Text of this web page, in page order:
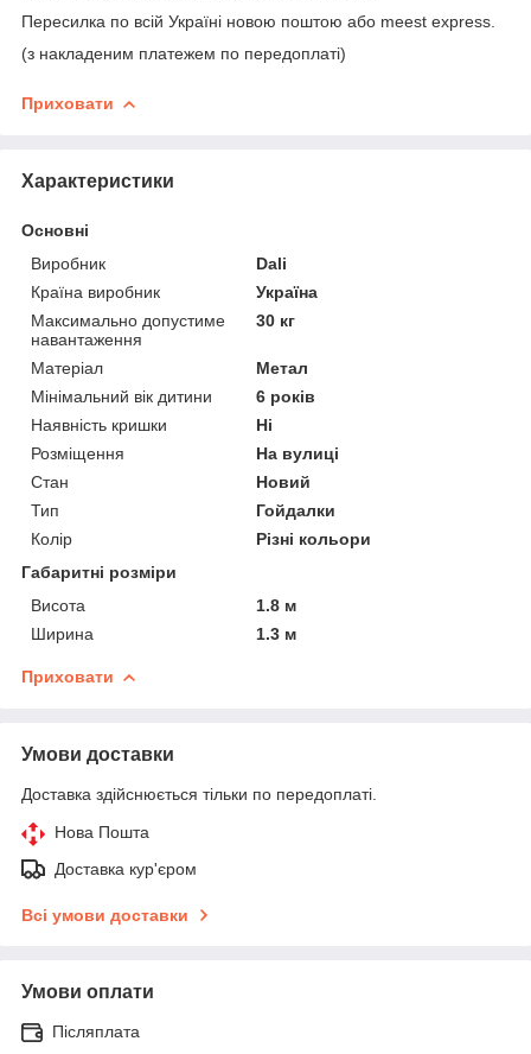
Пересилка по всій Україні новою поштою або meest express.
(з накладеним платежем по передоплаті)
Приховати
Характеристики
Основні
Виробник
Dali
Країна виробник
Україна
Максимально допустиме
навантаження
30 кг
Матеріал
Метал
Мінімальний вік дитини
6 років
Наявність кришки
Ні
Розміщення
На вулиці
Стан
Новий
Тип
Гойдалки
Колір
Різні кольори
Габаритні розміри
Висота
1.8 м
Ширина
1.3 м
Приховати
Умови доставки
Доставка здійснюється тільки по передоплаті.
Нова Пошта
Доставка кур'єром
Всі умови доставки
Умови оплати
Післяплата